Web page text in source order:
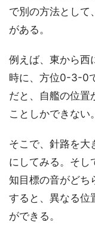
で別の方法として
がある。
例えば、東から
時に、方位0-3-0
だと、自艦の位
ことしかできない。
そこで、針路を
にしてみる。そし
知目標の音がどち
すると、異なる位
ができる。